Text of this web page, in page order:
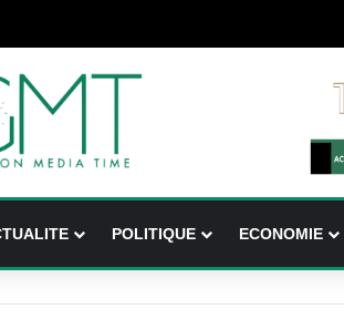
POLITIQUE ECONOMIE